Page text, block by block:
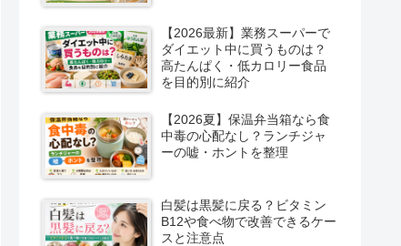
【2026最新】業務スーパーで
ダイエット中に買うものは？
高たんぱく・低カロリー食品
を目的別に紹介
【2026夏】保温弁当箱なら食
中毒の心配なし？ランチジャ
ーの嘘・ホントを整理
白髪は黒髪に戻る？ビタミン
B12や食べ物で改善できるケー
スと注意点